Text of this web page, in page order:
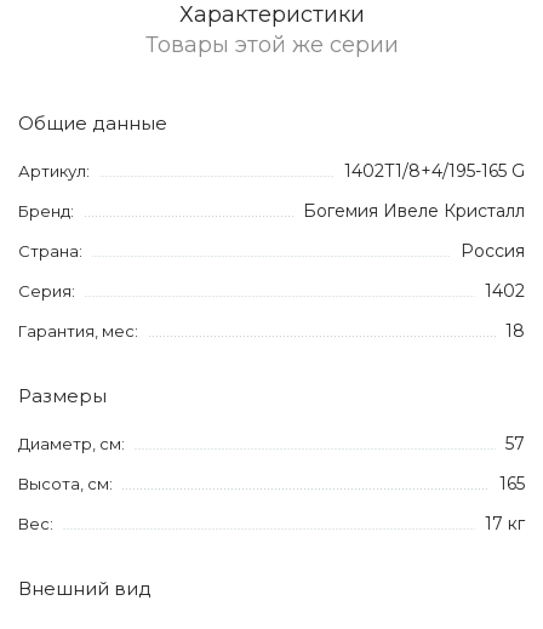
Характеристики
Товары этой же серии
Общие данные
Артикул: 1402T1/8+4/195-165 G
Бренд: Богемия Ивеле Кристалл
Страна: Россия
Серия: 1402
Гарантия, мес: 18
Размеры
Диаметр, см: 57
Высота, см: 165
Вес: 17 кг
Внешний вид